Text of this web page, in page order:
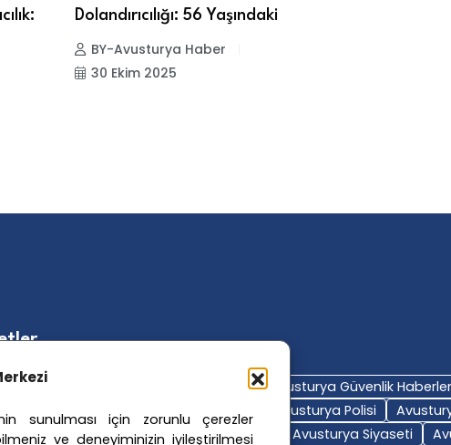
sunulması için zorunlu çerezler
ve deneyiminizin iyileştirilmesi
Dolandırıcılığı: 56 Yaşındaki
BY-Avusturya Haber
30 Ekim 2025
Sistemi Avusturya Eğitim Sistemi Avusturya Güvenlik
Durumu
Avusturya Içişleri Bakanlığı Avusturya Polisi
Avusturya Sağlık Sistemi Avusturya Siyaseti